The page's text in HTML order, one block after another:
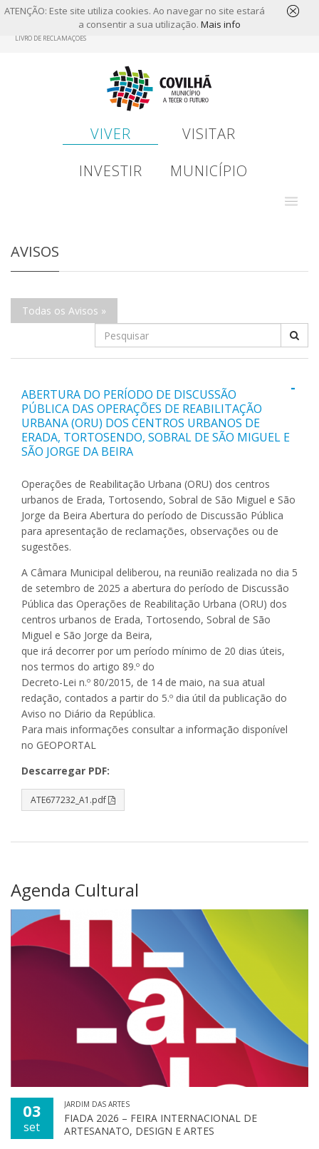
ATENÇÃO: Este site utiliza cookies. Ao navegar no site estará
a consentir a sua utilização. Mais info
LIVRO DE RECLAMAÇÕES
VIVER
VISITAR
INVESTIR
MUNICÍPIO
AVISOS
Todas os Avisos »
-
ABERTURA DO PERÍODO DE DISCUSSÃO
PÚBLICA DAS OPERAÇÕES DE REABILITAÇÃO
URBANA (ORU) DOS CENTROS URBANOS DE
ERADA, TORTOSENDO, SOBRAL DE SÃO MIGUEL E
SÃO JORGE DA BEIRA
Operações de Reabilitação Urbana (ORU) dos centros
urbanos de Erada, Tortosendo, Sobral de São Miguel e São
Jorge da Beira Abertura do período de Discussão Pública
para apresentação de reclamações, observações ou de
sugestões.
A Câmara Municipal deliberou, na reunião realizada no dia 5
de setembro de 2025 a abertura do período de Discussão
Pública das Operações de Reabilitação Urbana (ORU) dos
centros urbanos de Erada, Tortosendo, Sobral de São
Miguel e São Jorge da Beira,
que irá decorrer por um período mínimo de 20 dias úteis,
nos termos do artigo 89.º do
Decreto-Lei n.º 80/2015, de 14 de maio, na sua atual
redação, contados a partir do 5.º dia útil da publicação do
Aviso no Diário da República.
Para mais informações consultar a informação disponível
no GEOPORTAL
Descarregar PDF:
ATE677232_A1.pdf
Agenda Cultural
03
set
JARDIM DAS ARTES
FIADA 2026 – FEIRA INTERNACIONAL DE
ARTESANATO, DESIGN E ARTES